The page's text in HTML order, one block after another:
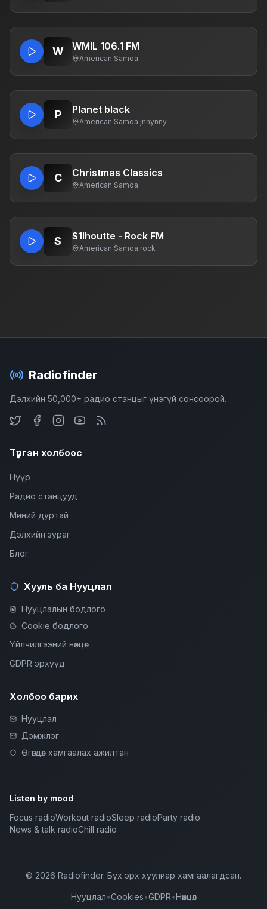
W WMIL 106.1 FM
American Samoa
P Planet black
American Samoa·jnnynny
C Christmas Classics
American Samoa
S S1lhoutte - Rock FM
American Samoa·rock
Radiofinder
Дэлхийн 50,000+ радио станцыг үнэгүй сонсоорой.
Түргэн холбоос
Нүүр
Радио станцууд
Миний дуртай
Дэлхийн зураг
Блог
Хууль ба Нууцлал
Нууцлалын бодлого
Cookie бодлого
Үйлчилгээний нөхцөл
GDPR эрхүүд
Холбоо барих
Нууцлал
Дэмжлэг
Өгөгдөл хамгаалах ажилтан
Listen by mood
Focus radioWorkout radioSleep radioParty radio
News & talk radioChill radio
© 2026 Radiofinder. Бүх эрх хуулиар хамгаалагдсан.
Нууцлал•Cookies•GDPR•Нөхцөл